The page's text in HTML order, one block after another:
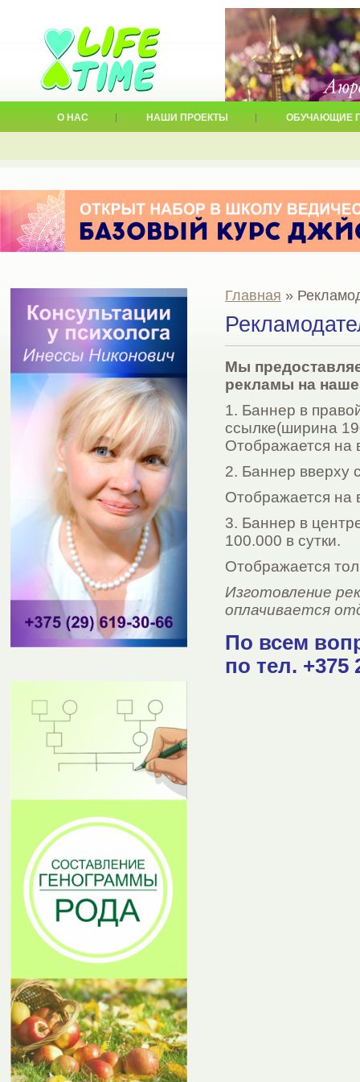
О НАС НАШИ ПРОЕКТЫ ОБУЧАЮЩИЕ
Главная »
Мы
рекламы на
1. Баннер в
ссылке(ширина
Отображается на
2. Баннер вверху
Отображается на
3. Баннер в
100.000 в сутки.
Отображается
Изготовление
оплачивается
По всем
по тел. +375